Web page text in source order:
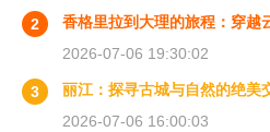
2
香格里拉到大理的旅程：穿越
2026-07-06 19:30:02
3
丽江：探寻古城与自然的绝美
2026-07-06 16:00:03